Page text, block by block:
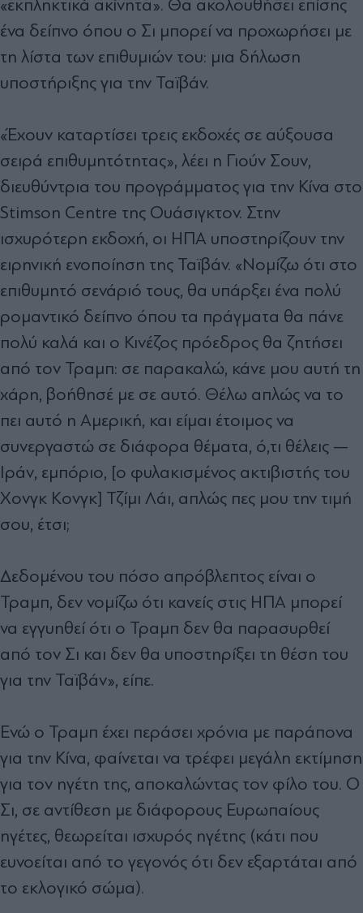
«εκπληκτικά ακίνητα». Θα ακολουθήσει επίσης
ένα δείπνο όπου ο Σι μπορεί να προχωρήσει με
τη λίστα των επιθυμιών του: μια δήλωση
υποστήριξης για την Ταϊβάν.
«Έχουν καταρτίσει τρεις εκδοχές σε αύξουσα
σειρά επιθυμητότητας», λέει η Γιούν Σουν,
διευθύντρια του προγράμματος για την Κίνα στο
Stimson Centre της Ουάσιγκτον. Στην
ισχυρότερη εκδοχή, οι ΗΠΑ υποστηρίζουν την
ειρηνική ενοποίηση της Ταϊβάν. «Νομίζω ότι στο
επιθυμητό σενάριό τους, θα υπάρξει ένα πολύ
ρομαντικό δείπνο όπου τα πράγματα θα πάνε
πολύ καλά και ο Κινέζος πρόεδρος θα ζητήσει
από τον Τραμπ: σε παρακαλώ, κάνε μου αυτή τη
χάρη, βοήθησέ με σε αυτό. Θέλω απλώς να το
πει αυτό η Αμερική, και είμαι έτοιμος να
συνεργαστώ σε διάφορα θέματα, ό,τι θέλεις —
Ιράν, εμπόριο, [ο φυλακισμένος ακτιβιστής του
Χονγκ Κονγκ] Τζίμι Λάι, απλώς πες μου την τιμή
σου, έτσι;
Δεδομένου του πόσο απρόβλεπτος είναι ο
Τραμπ, δεν νομίζω ότι κανείς στις ΗΠΑ μπορεί
να εγγυηθεί ότι ο Τραμπ δεν θα παρασυρθεί
από τον Σι και δεν θα υποστηρίξει τη θέση του
για την Ταϊβάν», είπε.
Ενώ ο Τραμπ έχει περάσει χρόνια με παράπονα
για την Κίνα, φαίνεται να τρέφει μεγάλη εκτίμηση
για τον ηγέτη της, αποκαλώντας τον φίλο του. Ο
Σι, σε αντίθεση με διάφορους Ευρωπαίους
ηγέτες, θεωρείται ισχυρός ηγέτης (κάτι που
ευνοείται από το γεγονός ότι δεν εξαρτάται από
το εκλογικό σώμα).